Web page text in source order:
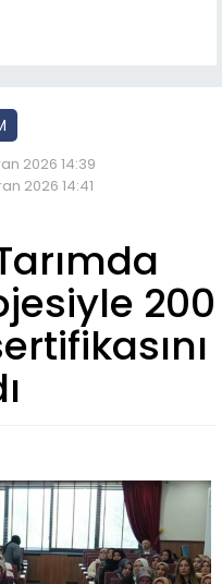
2026 14:39
2026 14:41
200